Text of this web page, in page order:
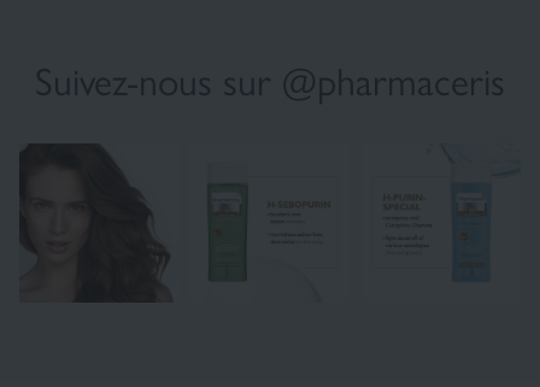
Suivez-nous sur @pharmaceris